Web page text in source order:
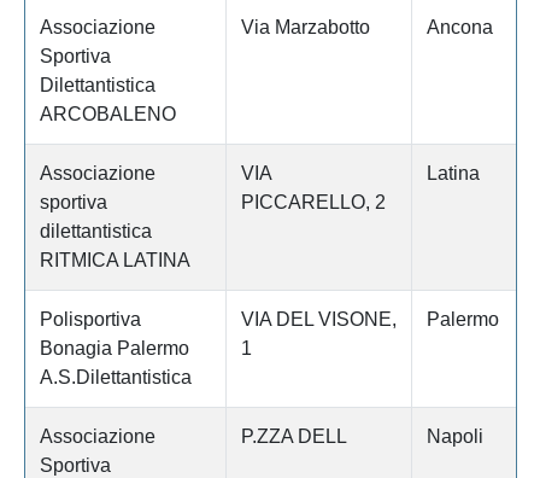
Associazione
Sportiva
Dilettantistica
ARCOBALENO
Via Marzabotto Ancona
Associazione
sportiva
dilettantistica
RITMICA LATINA
VIA
PICCARELLO, 2
Latina
Polisportiva
Bonagia Palermo
A.S.Dilettantistica
VIA DEL VISONE,
1
Palermo
Associazione
Sportiva
P.ZZA DELL Napoli